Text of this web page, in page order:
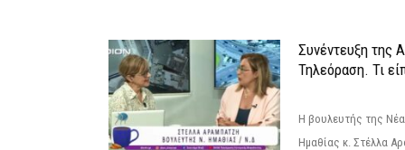
Συνέντευξη της
Τηλεόραση. Τι
Η βουλευτής της
Ημαθίας κ. Στέλλα